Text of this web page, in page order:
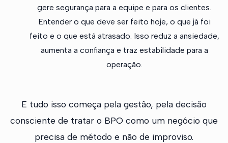
gere segurança para a equipe e para os clientes.
Entender o que deve ser feito hoje, o que já foi
feito e o que está atrasado. Isso reduz a ansiedade,
aumenta a confiança e traz estabilidade para a
operação.
E tudo isso começa pela gestão, pela decisão
consciente de tratar o BPO como um negócio que
precisa de método e não de improviso.